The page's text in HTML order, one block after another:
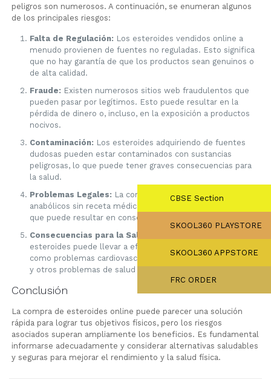
peligros son numerosos. A continuación, se enumeran algunos
de los principales riesgos:
Falta de Regulación: Los esteroides vendidos online a
menudo provienen de fuentes no reguladas. Esto significa
que no hay garantía de que los productos sean genuinos o
de alta calidad.
Fraude: Existen numerosos sitios web fraudulentos que
pueden pasar por legítimos. Esto puede resultar en la
pérdida de dinero o, incluso, en la exposición a productos
nocivos.
Contaminación: Los esteroides adquiriendo de fuentes
dudosas pueden estar contaminados con sustancias
peligrosas, lo que puede tener graves consecuencias para
la salud.
Problemas Legales: La compra y posesión de esteroides
anabólicos sin receta médica es ilegal en muchos países, lo
que puede resultar en consecuencias legales severas.
Consecuencias para la Salud:
esteroides puede llevar a efectos secundarios adversos,
como problemas cardiovasculares, trastornos hormonales,
y otros problemas de salud a largo plazo.
Conclusión
La compra de esteroides online puede parecer una solución
rápida para lograr tus objetivos físicos, pero los riesgos
asociados superan ampliamente los beneficios. Es fundamental
informarse adecuadamente y considerar alternativas saludables
y seguras para mejorar el rendimiento y la salud física.
CBSE Section
SKOOL360 PLAYSTORE
SKOOL360 APPSTORE
FRC ORDER